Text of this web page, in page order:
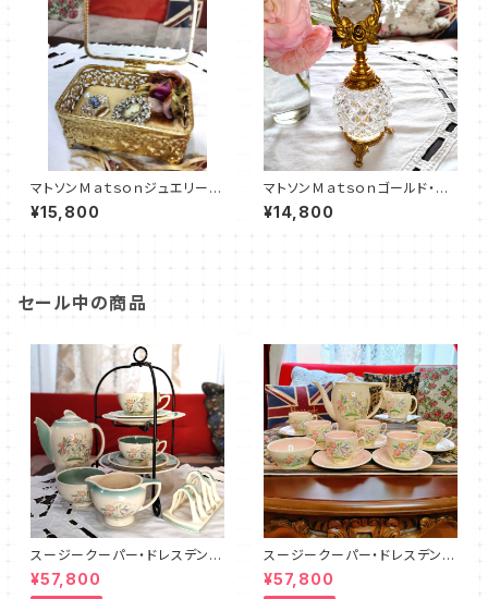
マトソンＭａｔｓｏｎジュエリーボ
ックス（MT0021）
¥15,800
マトソンＭａｔｓｏｎゴールド・パ
ヒュームボトル（MT0019）
¥14,800
セール中の商品
スージークーパー・ドレスデンス
プレイ・ティーフォーツー・セット
PLUS（SCDR6001）
¥57,800
スージークーパー・ドレスデンス
プレイ・フルセット（ピンク）SCD
R9003
¥57,800